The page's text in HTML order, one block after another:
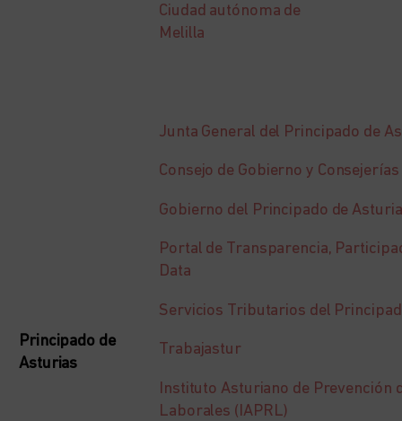
Ciudad autónoma de
Melilla
Principado de
Asturias
Junta General del Principado de
Consejo de Gobierno y Consejerías
Gobierno del Principado de
Portal de Transparencia,
Data
Servicios Tributarios del
Trabajastur
Instituto Asturiano de Prevención
Laborales (IAPRL)